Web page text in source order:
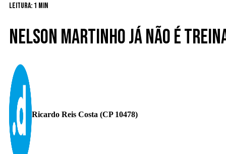
Leitura: 1 min
Nelson Martinho já não é
Ricardo Reis Costa (CP 10478)